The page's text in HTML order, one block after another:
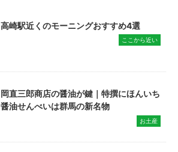
高崎駅近くのモーニングおすすめ4選
ここから近い
岡直三郎商店の醤油が鍵｜特撰にほんいち
醤油せんべいは群馬の新名物
お土産